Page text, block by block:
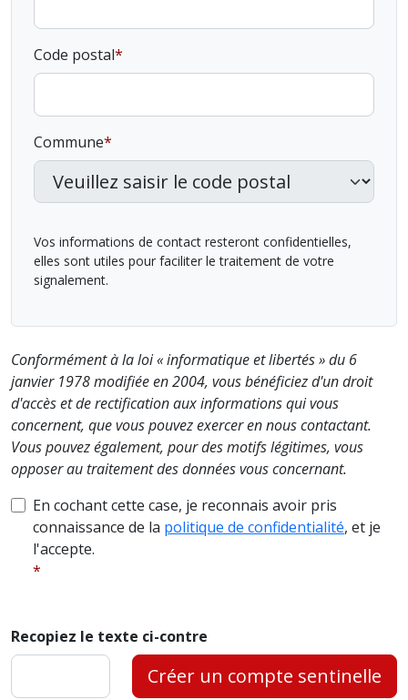
Code postal
Commune
Vos informations de contact resteront confidentielles,
elles sont utiles pour faciliter le traitement de votre
signalement.
Conformément à la loi « informatique et libertés » du 6
janvier 1978 modifiée en 2004, vous bénéficiez d'un droit
d'accès et de rectification aux informations qui vous
concernent, que vous pouvez exercer en nous contactant.
Vous pouvez également, pour des motifs légitimes, vous
opposer au traitement des données vous concernant.
En cochant cette case, je reconnais avoir pris
connaissance de la politique de confidentialité, et je
l'accepte.
Recopiez le texte ci-contre
Créer un compte sentinelle